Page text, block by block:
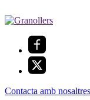
Contacta amb nosaltres